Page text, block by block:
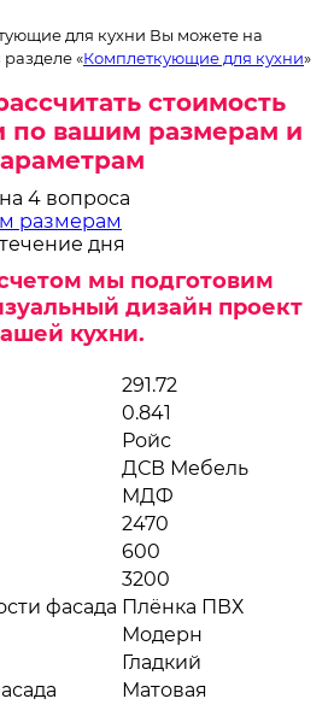
для кухни Вы можете на
«Комплеткующие для кухни»
стоимость
по вашим размерам и
4 вопроса
размерам
дня
мы подготовим
дизайн проект
кухни.
291.72
0.841
Ройс
ДСВ Мебель
МДФ
2470
600
3200
фасада Плёнка ПВХ
Модерн
Гладкий
Матовая